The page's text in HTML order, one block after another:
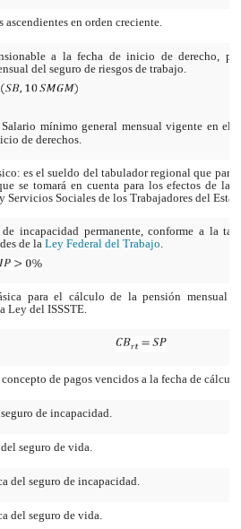
ascendientes en orden creciente.
a la fecha de inicio de derecho,
del seguro de riesgos de trabajo.
Salario mínimo general mensual vigente en el
de derechos.
es el sueldo del tabulador regional que para
se tomará en cuenta para los efectos de la
Servicios Sociales de los Trabajadores del
de incapacidad permanente, conforme a la
de la Ley Federal del Trabajo.
para el cálculo de la pensión mensual
Ley del ISSSTE.
de pagos vencidos a la fecha de
de incapacidad.
seguro de vida.
del seguro de incapacidad.
del seguro de vida.